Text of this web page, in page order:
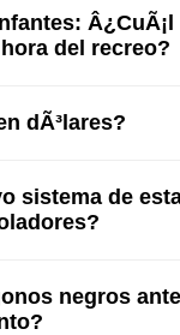
del recreo?
dÃ³lares?
sistema de
negros